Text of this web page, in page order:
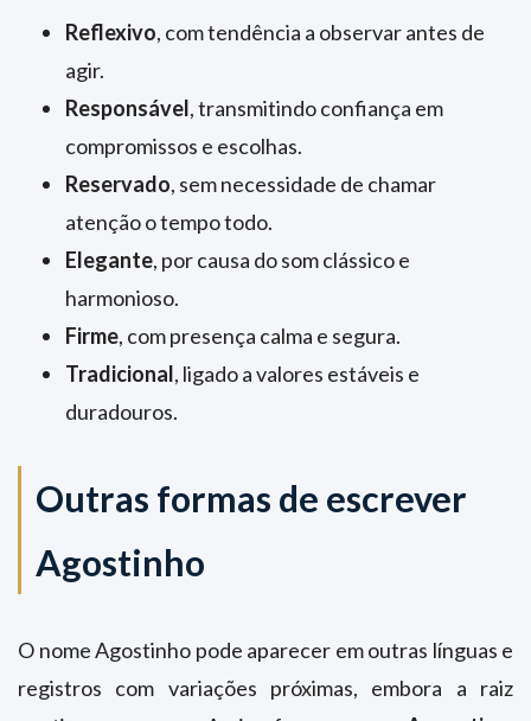
Reflexivo, com tendência a observar antes de
agir.
Responsável, transmitindo confiança em
compromissos e escolhas.
Reservado, sem necessidade de chamar
atenção o tempo todo.
Elegante, por causa do som clássico e
harmonioso.
Firme, com presença calma e segura.
Tradicional, ligado a valores estáveis e
duradouros.
Outras formas de escrever
Agostinho
O nome Agostinho pode aparecer em outras línguas e
registros com variações próximas, embora a raiz